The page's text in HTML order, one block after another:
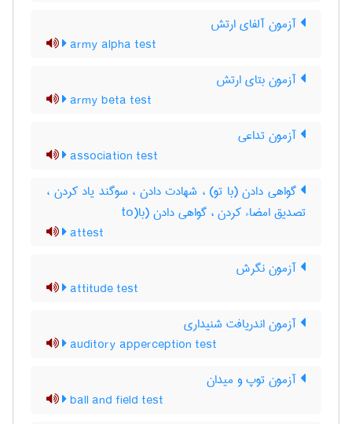
آزمون آلفای ارتش
army alpha test
آزمون بتای ارتش
army beta test
آزمون تداعی
association test
گواهی دادن (با تو) ، شهادت دادن ، سوگند یاد کردن ،
تصدیق امضاء کردن ، گواهی دادن (با(to
attest
آزمون نگرش
attitude test
آزمون اندریافت شنیداری
auditory apperception test
آزمون توپ و میدان
ball and field test